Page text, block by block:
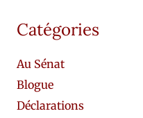
Catégories
Au Sénat
Blogue
Déclarations